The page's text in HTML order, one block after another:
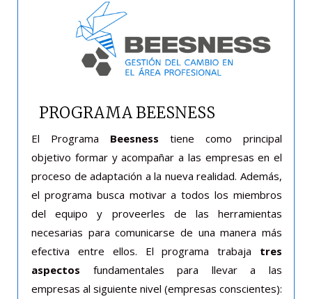
PROGRAMA BEESNESS
El Programa Beesness tiene como principal
objetivo formar y acompañar a las empresas en el
proceso de adaptación a la nueva realidad. Además,
el programa busca motivar a todos los miembros
del equipo y proveerles de las herramientas
necesarias para comunicarse de una manera más
efectiva entre ellos. El programa trabaja tres
aspectos fundamentales para llevar a las
empresas al siguiente nivel (empresas conscientes):